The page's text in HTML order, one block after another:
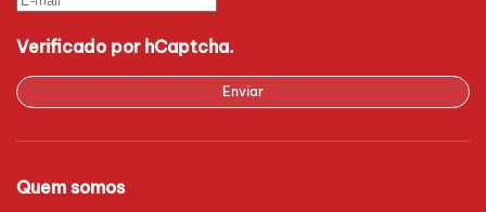
Verificado por hCaptcha.
Enviar
Quem somos